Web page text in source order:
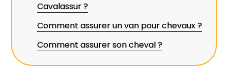
Cavalassur ?
Comment assurer un van pour chevaux ?
Comment assurer son cheval ?